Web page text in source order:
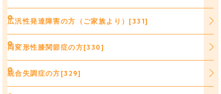
広汎性発達障害の方（ご家族より）[331]
両変形性膝関節症の方[330]
統合失調症の方[329]